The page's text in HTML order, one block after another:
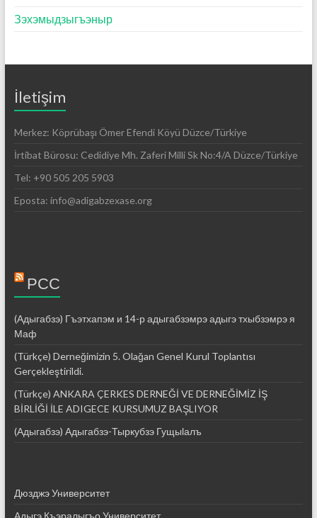
Зэхэмыдзыгъэныр
İletişim
Merkez: Köprübaşı Ömer Efendi Köyü Düzce/Türkiye
İrtibat Bürosu: Cedidiye Mh. Zaferi Milli Sk No:4/A Düzce/Türkiye
Tel: +90 505 205 5903
Eposta: info@adigabzexase.org
РСС
(Адыгабзэ) Гъэтхапэм и 14-р адыгабзэмрэ адыгэ тхыбзэмрэ я
Маф
(Türkçe) Derneğimizin 5. Olağan Genel Kurul Toplantısı
Gerçekleştirildi.
(Türkçe) ANKARA ÇERKES DERNEĞİ VE DERNEĞİMİZ İŞ
BİRLİĞİ İLE ADIGECE KURSUMUZ BAŞLIYOR
(Адыгабзэ) Адыгабзэ-Тыркубзэ Гущыӏалъ
Дюзджэ Университет
Адыгэ Къэралыгъо Университет